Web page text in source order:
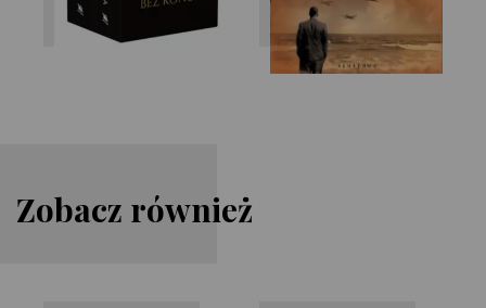
Zobacz również